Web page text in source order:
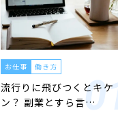
お仕事 働き方
流行りに飛びつくとキケ
ン？ 副業とすら言…